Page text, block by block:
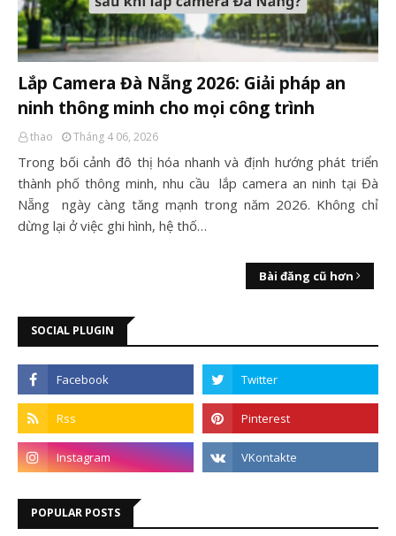
Lắp Camera Đà Nẵng 2026: Giải pháp an
ninh thông minh cho mọi công trình
thao Tháng 4 06, 2026
Trong bối cảnh đô thị hóa nhanh và định hướng phát triển
thành phố thông minh, nhu cầu lắp camera an ninh tại Đà
Nẵng ngày càng tăng mạnh trong năm 2026. Không chỉ
dừng lại ở việc ghi hình, hệ thố…
Bài đăng cũ hơn
SOCIAL PLUGIN
POPULAR POSTS